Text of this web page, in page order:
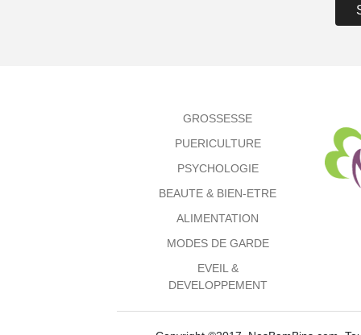
GROSSESSE
PUERICULTURE
PSYCHOLOGIE
BEAUTE & BIEN-ETRE
ALIMENTATION
MODES DE GARDE
EVEIL &
DEVELOPPEMENT